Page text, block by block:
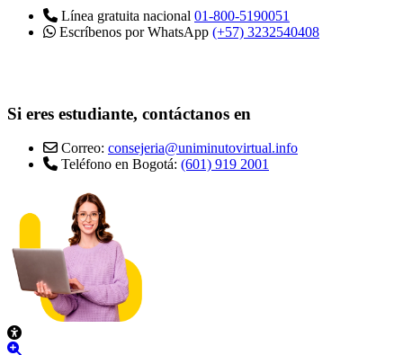
Línea gratuita nacional 01-800-5190051
Escríbenos por WhatsApp (+57) 3232540408
Si eres estudiante, contáctanos en
Correo: consejeria@uniminutovirtual.info
Teléfono en Bogotá: (601) 919 2001